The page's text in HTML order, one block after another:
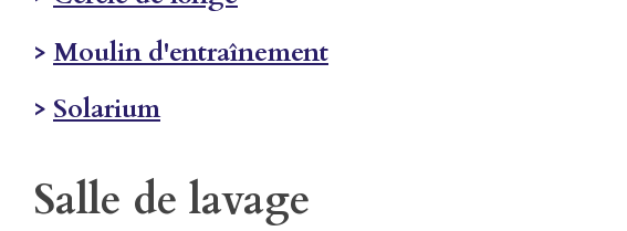
> Moulin d'entraînement
> Solarium
Salle de lavage